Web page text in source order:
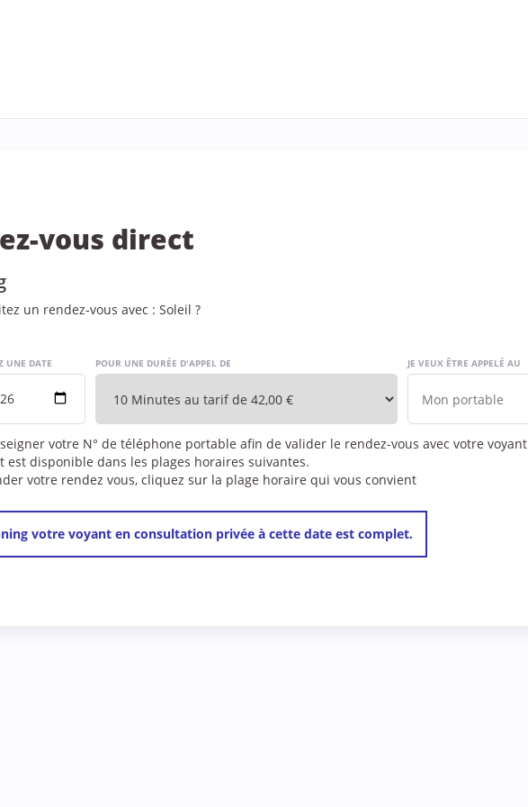
vous direct
un rendez-vous avec : Soleil ?
UNE DATE POUR UNE DURÉE D'APPEL DE JE VEUX ÊTRE APPELÉ AU
votre N° de téléphone portable afin de valider le rendez-vous avec votre voyant
est disponible dans les plages horaires suivantes.
votre rendez vous, cliquez sur la plage horaire qui vous convient
votre voyant en consultation privée à cette date est complet.